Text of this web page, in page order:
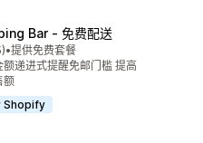
Bar ‑ 免费配送
星）
评论
•提供免费套餐
额递进式提醒免邮门槛 提高
额
Shopify